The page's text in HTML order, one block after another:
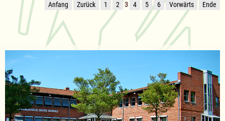
Anfang
Zurück 1 2 3 4 5 6 Vorwärts Ende